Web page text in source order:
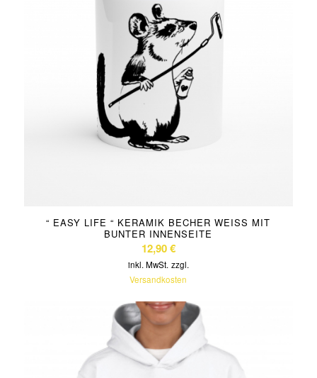
“ EASY LIFE “ KERAMIK BECHER WEISS MIT B
UNTER INNENSEITE
12,90€
inkl. MwSt. zzgl.
Versandkosten